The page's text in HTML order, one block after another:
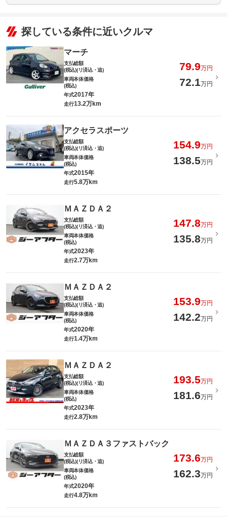
探している条件に近いクルマ
マーチ
支払総額
(税込)(リ済込・追)
79.9万円
車両本体価格
(税込)
72.1万円
年式2017年
走行13.2万km
アクセラスポーツ
支払総額
(税込)(リ済込・追)
154.9万円
車両本体価格
(税込)
138.5万円
年式2015年
走行5.8万km
ＭＡＺＤＡ２
支払総額
(税込)(リ済込・追)
147.8万円
車両本体価格
(税込)
135.8万円
年式2023年
走行2.7万km
ＭＡＺＤＡ２
支払総額
(税込)(リ済込・追)
153.9万円
車両本体価格
(税込)
142.2万円
年式2020年
走行1.4万km
ＭＡＺＤＡ２
支払総額
(税込)(リ済込・追)
193.5万円
車両本体価格
(税込)
181.6万円
年式2023年
走行2.8万km
ＭＡＺＤＡ３ファストバック
支払総額
(税込)(リ済込・追)
173.6万円
車両本体価格
(税込)
162.3万円
年式2020年
走行4.8万km